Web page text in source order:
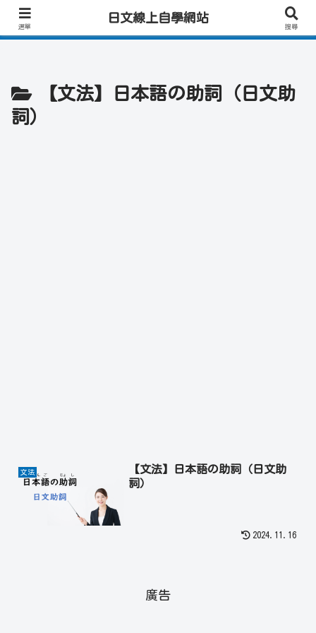
日文學習首選｜快速學會實用日文｜專業日籍老師一對一線上教學｜高效會話練
【文法】日本語の助詞（日文助
詞）
文法
【文法】日本語の助詞（日文助
詞）
2024.11.16
廣告
選單
日文線上自學網站
搜尋